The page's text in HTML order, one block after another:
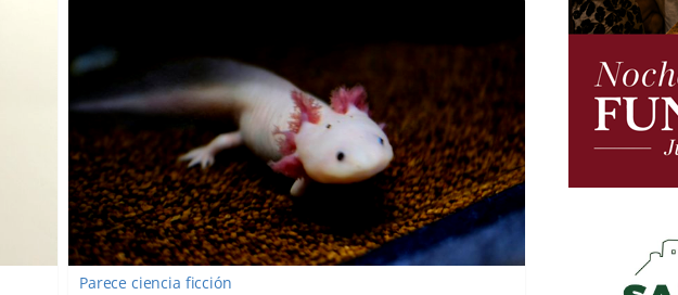
Parece ciencia ficción